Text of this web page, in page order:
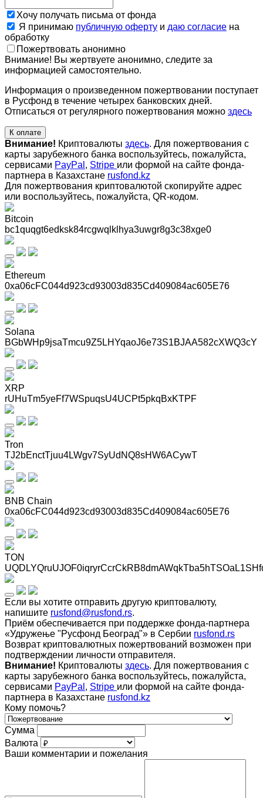
Хочу получать письма от фонда
Я принимаю публичную оферту и даю согласие на
обработку
Пожертвовать анонимно
Внимание! Вы жертвуете анонимно, следите за
информацией самостоятельно.
Информация о произведенном пожертвовании поступает
в Русфонд в течение четырех банковских дней.
Отписаться от регулярного пожертвования можно здесь
К оплате
Внимание! Криптовалюты здесь. Для пожертвования с
карты зарубежного банка воспользуйтесь, пожалуйста,
сервисами PayPal , Stripe или формой на сайте фонда-
партнера в Казахстане rusfond.kz
Для пожертвования криптовалютой скопируйте адрес
или воспользуйтесь, пожалуйста, QR-кодом.
Bitcoin
bc1quqgt6edksk84rcgwqlklhya3uwgr8g3c38xge0
Ethereum
0xa06cFC044d923cd93003d835Cd409084ac605E76
Solana
BGbWHp9jsaTmcu9Z5LHYqaoJ6e73S1BJAA582cXWQ3cY
XRP
rUHuTm5yeFf7WSpuqsU4UCPt5pkqBxKTPF
Tron
TJ2bEnctTjuu4LWgv7SyUdNQ8sHW6ACywT
BNB Chain
0xa06cFC044d923cd93003d835Cd409084ac605E76
TON
Если вы хотите отправить другую криптовалюту,
напишите rusfond@rusfond.rs.
Приём обеспечивается при поддержке фонда-партнера
«Удружење "Русфонд Београд"» в Сербии rusfond.rs
Возврат криптовалютных пожертвований возможен при
подтверждении личности отправителя.
Внимание! Криптовалюты здесь. Для пожертвования с
карты зарубежного банка воспользуйтесь, пожалуйста,
сервисами PayPal , Stripe или формой на сайте фонда-
партнера в Казахстане rusfond.kz
Кому помочь?
Сумма
Валюта
Ваши комментарии и пожелания